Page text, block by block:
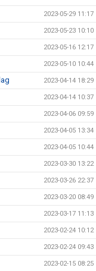
2023-05-29 11:17
2023-05-23 10:10
2023-05-16 12:17
2023-05-10 10:44
2023-04-14 18:29
2023-04-14 10:37
2023-04-06 09:59
2023-04-05 13:34
2023-04-05 10:44
2023-03-30 13:22
2023-03-26 22:37
2023-03-20 08:49
2023-03-17 11:13
2023-02-24 10:12
2023-02-24 09:43
2023-02-15 08:25